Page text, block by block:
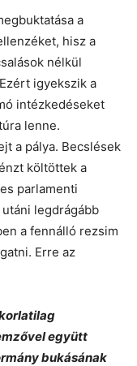
a
hisz a
nélkül
igyekszik a
intézkedéseket
lenne.
a pálya. Becslések
költöttek a
parlamenti
legdrágább
a fennálló rezsim
Erre az
együtt
bukásának